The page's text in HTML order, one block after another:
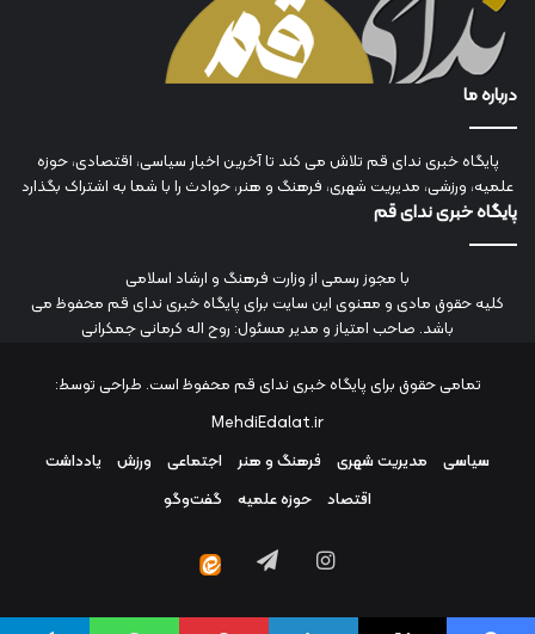
درباره ما
پایگاه خبری ندای قم تلاش می کند تا آخرین اخبار سیاسی، اقتصادی، حوزه
علمیه، ورزشی، مدیریت شهری، فرهنگ و هنر، حوادث را با شما به اشتراک بگذارد
پایگاه خبری ندای قم
با مجوز رسمی از وزارت فرهنگ و ارشاد اسلامی
کلیه حقوق مادی و معنوی این سایت برای پایگاه خبری ندای قم محفوظ می
باشد. صاحب امتیاز و مدیر مسئول: روح اله کرمانی جمکرانی
تمامی حقوق برای پایگاه خبری ندای قم محفوظ است. طراحی توسط:
MehdiEdalat.ir
سیاسی
مدیریت شهری فرهنگ و هنر اجتماعی ورزش
یادداشت
اقتصاد
حوزه علمیه گفت‌وگو
اینستاگرامتلگرام